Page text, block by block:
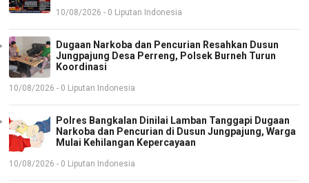
10/08/2026 - 0 Liputan Indonesia
Dugaan Narkoba dan Pencurian Resahkan Dusun
Jungpajung Desa Perreng, Polsek Burneh Turun
Koordinasi
10/08/2026 - 0 Liputan Indonesia
Polres Bangkalan Dinilai Lamban Tanggapi Dugaan
Narkoba dan Pencurian di Dusun Jungpajung, Warga
Mulai Kehilangan Kepercayaan
10/08/2026 - 0 Liputan Indonesia